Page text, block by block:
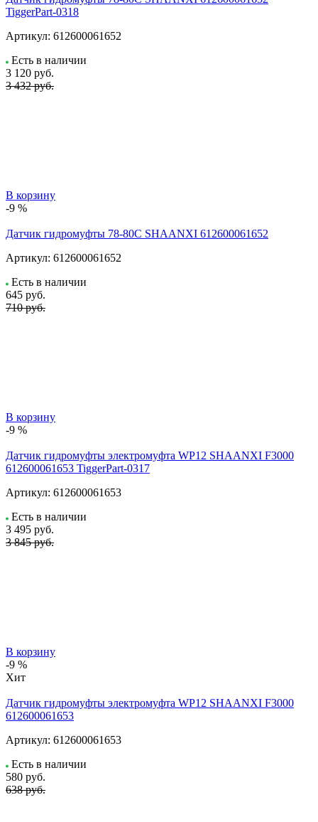
TiggerPart-0318
Артикул: 612600061652
Есть в наличии
3 120 руб.
3 432 руб.
В корзину
-9 %
Датчик гидромуфты 78-80C SHAANXI 612600061652
Артикул: 612600061652
Есть в наличии
645 руб.
710 руб.
В корзину
-9 %
Датчик гидромуфты электромуфта WP12 SHAANXI F3000
612600061653 TiggerPart-0317
Артикул: 612600061653
Есть в наличии
3 495 руб.
3 845 руб.
В корзину
-9 %
Хит
Датчик гидромуфты электромуфта WP12 SHAANXI F3000
612600061653
Артикул: 612600061653
Есть в наличии
580 руб.
638 руб.